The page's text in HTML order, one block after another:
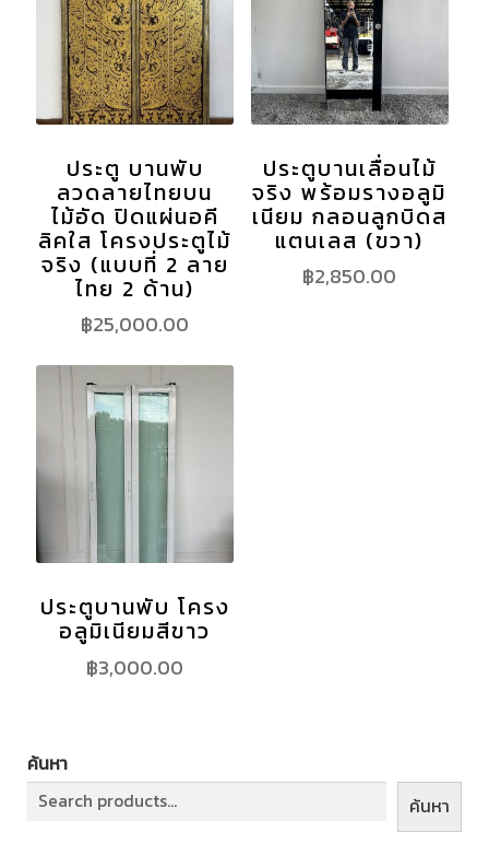
ประตู บานพับ
ลวดลายไทยบน
ไม้อัด ปิดแผ่นอคี
ลิคใส โครงประตูไม้
จริง (แบบที่ 2 ลาย
ไทย 2 ด้าน)
฿25,000.00
ประตูบานเลื่อนไม้
จริง พร้อมรางอลูมิ
เนียม กลอนลูกบิดส
แตนเลส (ขวา)
฿2,850.00
ประตูบานพับ โครง
อลูมิเนียมสีขาว
฿3,000.00
ค้นหา
ค้นหา